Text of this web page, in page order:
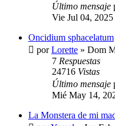
Último mensaje
Vie Jul 04,
Oncidium sphacelatum
porLorette » Dom
7 Respuestas
24716 Vistas
Último mensaje
Mié May 14,
La Monstera de mi